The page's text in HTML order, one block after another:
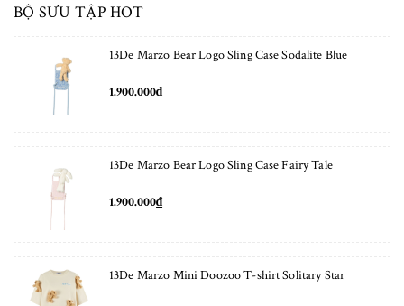
BỘ SƯU TẬP HOT
13De Marzo Bear Logo Sling Case Sodalite Blue
1.900.000₫
13De Marzo Bear Logo Sling Case Fairy Tale
1.900.000₫
13De Marzo Mini Doozoo T-shirt Solitary Star